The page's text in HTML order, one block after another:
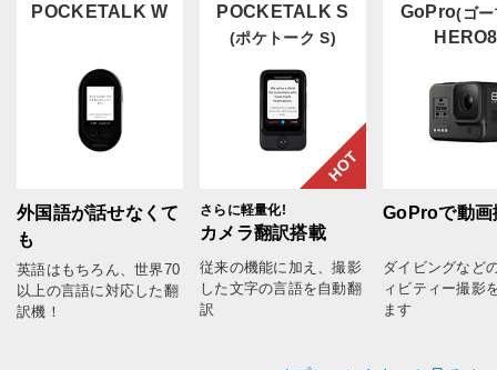
POCKETALK W
外国語が話せなくて
も
英語はもちろん、世界70
以上の言語に対応した翻
訳機！
POCKETALK S
(ポケトーク S)
HOT
さらに軽量化!
カメラ翻訳搭載
従来の機能に加え、撮影
した文字の言語を自動翻
訳
GoPro(ゴ
HERO8
GoProで動画
ダイビングなど
ィビティー撮影
ます